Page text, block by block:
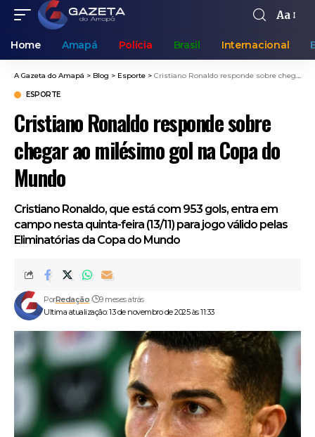
Aa
Home Amapá Polícia Brasil Internacional
A Gazeta do Amapá > Blog > Esporte > Cristiano Ronaldo responde sobre chegar ao milésimo gol na Copa do Mundo
ESPORTE
Cristiano Ronaldo responde sobre
chegar ao milésimo gol na Copa do
Mundo
Cristiano Ronaldo, que está com 953 gols, entra em
campo nesta quinta-feira (13/11) para jogo válido pelas
Eliminatórias da Copa do Mundo
Ultima atualização: 13 de novembro de 2025 às 11:33
PorRedação 9 meses atrás